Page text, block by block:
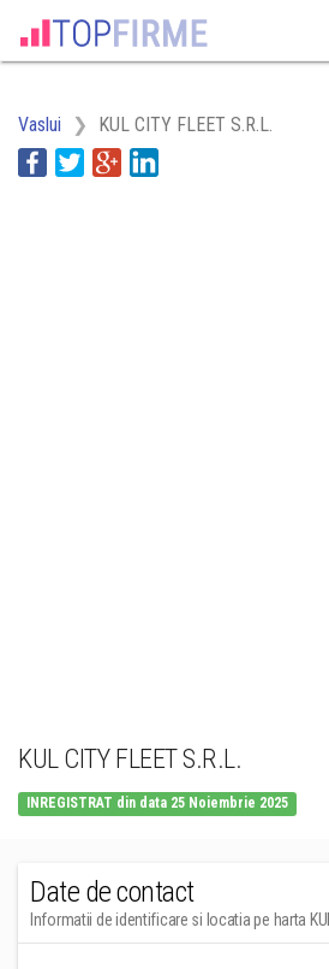
Vaslui KUL CITY FLEET S.R.L.
KUL CITY FLEET S.R.L.
INREGISTRAT din data 25 Noiembrie 2025
Date de contact
Informatii de identificare si locatia pe harta KUL